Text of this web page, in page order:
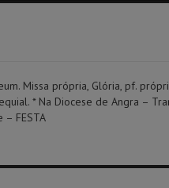
Missa própria, Glória, pf.
* Na Diocese de Angra –
– FESTA